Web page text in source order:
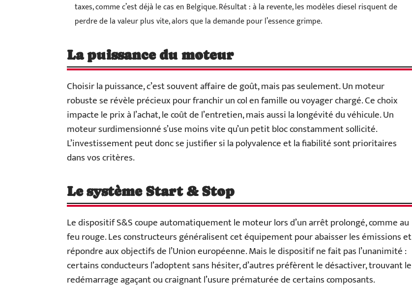
taxes, comme c’est déjà le cas en Belgique. Résultat : à la revente, les modèles diesel risquent de
perdre de la valeur plus vite, alors que la demande pour l’essence grimpe.
La puissance du moteur
Choisir la puissance, c’est souvent affaire de goût, mais pas seulement. Un moteur
robuste se révèle précieux pour franchir un col en famille ou voyager chargé. Ce choix
impacte le prix à l’achat, le coût de l’entretien, mais aussi la longévité du véhicule. Un
moteur surdimensionné s’use moins vite qu’un petit bloc constamment sollicité.
L’investissement peut donc se justifier si la polyvalence et la fiabilité sont prioritaires
dans vos critères.
Le système Start & Stop
Le dispositif S&S coupe automatiquement le moteur lors d’un arrêt prolongé, comme au
feu rouge. Les constructeurs généralisent cet équipement pour abaisser les émissions et
répondre aux objectifs de l’Union européenne. Mais le dispositif ne fait pas l’unanimité :
certains conducteurs l’adoptent sans hésiter, d’autres préfèrent le désactiver, trouvant le
redémarrage agaçant ou craignant l’usure prématurée de certains composants.